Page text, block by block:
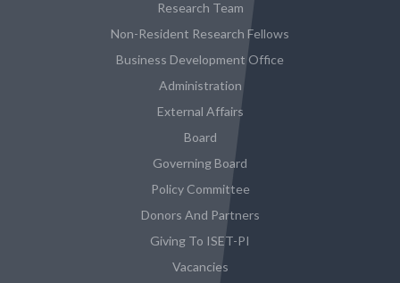
Research Team
Non-Resident Research Fellows
Business Development Office
Administration
External Affairs
Board
Governing Board
Policy Committee
Donors And Partners
Giving To ISET-PI
Vacancies